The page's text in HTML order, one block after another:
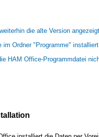
die alte Version
Ordner "Programme"
HAM Office-Programmdatei